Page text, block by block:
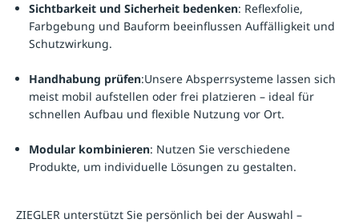
Sichtbarkeit und Sicherheit bedenken: Reflexfolie,
Farbgebung und Bauform beeinflussen Auffälligkeit und
Schutzwirkung.
Handhabung prüfen:Unsere Absperrsysteme lassen sich
meist mobil aufstellen oder frei platzieren – ideal für
schnellen Aufbau und flexible Nutzung vor Ort.
Modular kombinieren: Nutzen Sie verschiedene
Produkte, um individuelle Lösungen zu gestalten.
ZIEGLER unterstützt Sie persönlich bei der Auswahl –